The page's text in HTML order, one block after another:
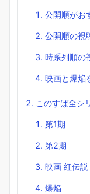
公開順がお
公開順の視
時系列順の
映画と爆焔
このすば全シ
第1期
第2期
映画 紅伝説
爆焔